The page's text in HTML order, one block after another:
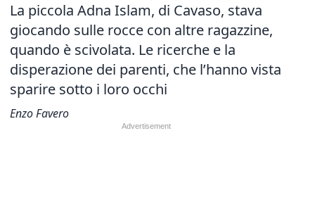
La piccola Adna Islam, di Cavaso, stava
giocando sulle rocce con altre ragazzine,
quando è scivolata. Le ricerche e la
disperazione dei parenti, che l’hanno vista
sparire sotto i loro occhi
Enzo Favero